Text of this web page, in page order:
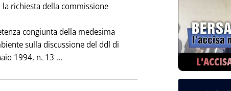
la richiesta della commissione
congiunta della medesima
sulla discussione del ddl di
1994, n. 13 ... Leggi tutta la notizia: 'RISCHI INDUSTRIALI: